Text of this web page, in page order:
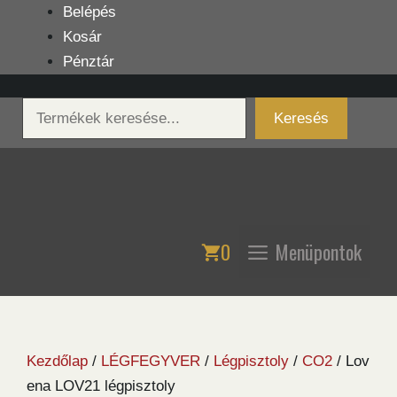
tartalomba
Belépés
Kosár
Pénztár
Keresés
Keresés
0 Menüpontok
Kezdőlap / LÉGFEGYVER / Légpisztoly / CO2 / Lov
ena LOV21 légpisztoly